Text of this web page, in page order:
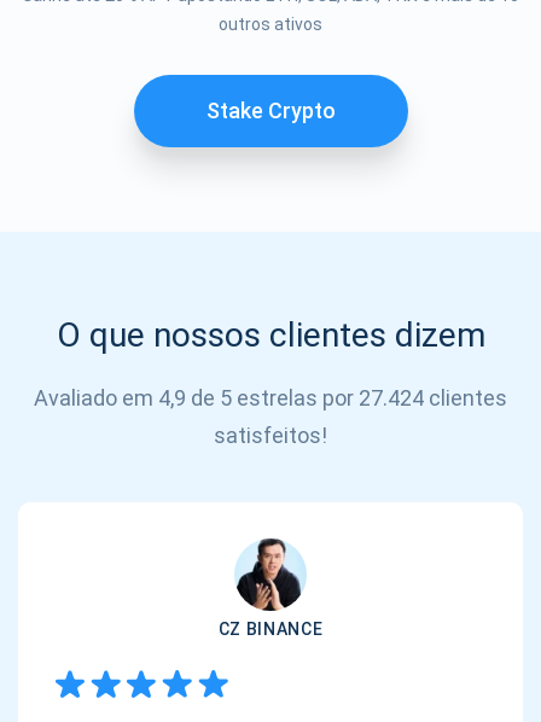
outros ativos
Stake Crypto
O que nossos clientes dizem
Avaliado em 4,9 de 5 estrelas por 27.424 clientes
satisfeitos!
CZ BINANCE
SE
INSCREVER